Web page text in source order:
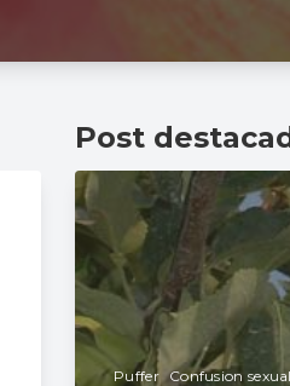
Post
Puffer Confusion sexual